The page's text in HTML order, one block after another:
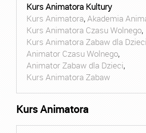
Kurs Animatora Kultury
Kurs Animatora,Akademia
Kurs Animatora Czasu Wolnego,
Kurs Animatora Zabaw dla Dzieci
Animator Czasu Wolnego,
Animator Zabaw dla Dzieci,
Kurs Animatora Zabaw
Kurs Animatora